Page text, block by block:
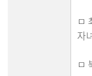
ㅁ
자
ㅁ